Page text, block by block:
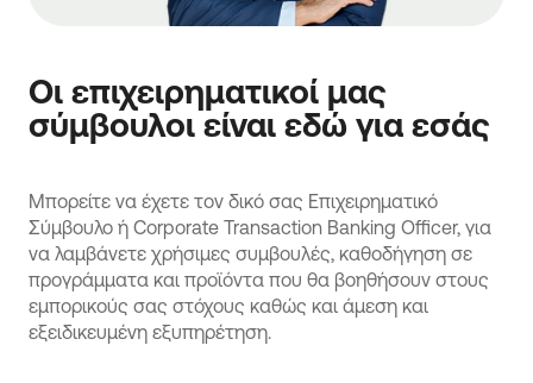
Οι επιχειρηματικοί μας
σύμβουλοι είναι εδώ για εσάς
Μπορείτε να έχετε τον δικό σας Eπιχειρηματικό
Σύμβουλο ή Corporate Transaction Banking Officer, για
να λαμβάνετε χρήσιμες συμβουλές, καθοδήγηση σε
προγράμματα και προϊόντα που θα βοηθήσουν στους
εμπορικούς σας στόχους καθώς και άμεση και
εξειδικευμένη εξυπηρέτηση.